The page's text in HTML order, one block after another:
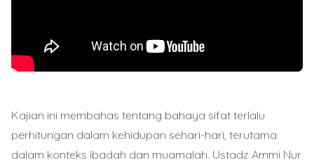
Kajian ini membahas tentang bahaya sifat terlalu
perhitungan dalam kehidupan sehari-hari, terutama
dalam konteks ibadah dan muamalah. Ustadz Ammi Nur